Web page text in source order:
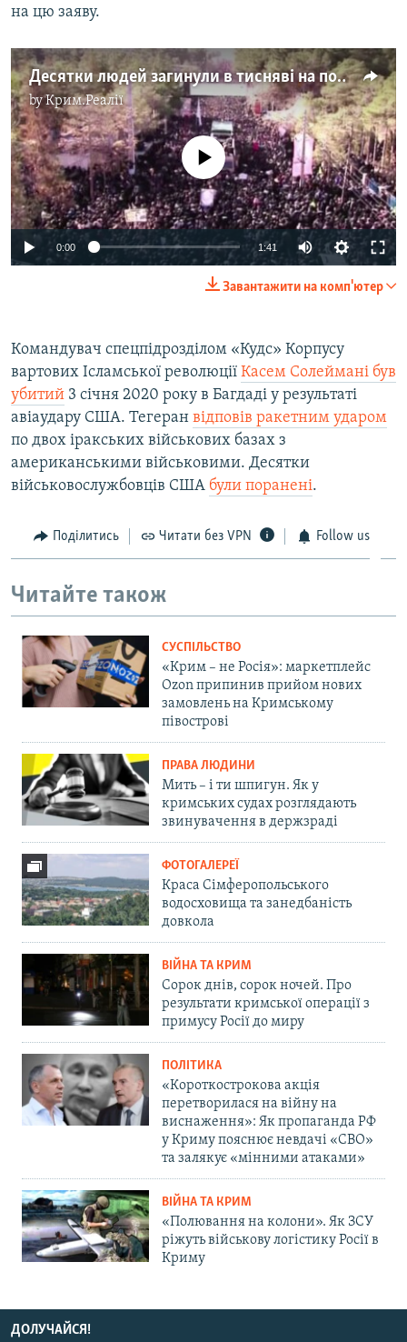
на цю заяву.
Десятки людей загинули в тисняві на похоронах генерала Солеймані в Ірані – відео
byКрим.Реалії
810p
No media source currently available
0:00 1:41 Auto
810p
Завантажити на комп'ютер
Командувач спецпідрозділом «Кудс» Корпусу
вартових Ісламської революції Касем Солеймані був
убитий 3 січня 2020 року в Багдаді у результаті
авіаудару США. Тегеран відповів ракетним ударом
по двох іракських військових базах з
американськими військовими. Десятки
військовослужбовців США були поранені.
Поділитись Читати без VPN Follow us
Читайте також
СУСПІЛЬСТВО
«Крим – не Росія»: маркетплейс
Ozon припинив прийом нових
замовлень на Кримському
півострові
ПРАВА ЛЮДИНИ
Мить – і ти шпигун. Як у
кримських судах розглядають
звинувачення в держзраді
ФОТОГАЛЕРЕЇ
Краса Сімферопольського
водосховища та занедбаність
довкола
ВІЙНА ТА КРИМ
Сорок днів, сорок ночей. Про
результати кримської операції з
примусу Росії до миру
ПОЛІТИКА
«Короткострокова акція
перетворилася на війну на
виснаження»: Як пропаганда РФ
у Криму пояснює невдачі «СВО»
та залякує «мінними атаками»
ВІЙНА ТА КРИМ
«Полювання на колони». Як ЗСУ
ріжуть військову логістику Росії в
Криму
ДОЛУЧАЙСЯ!